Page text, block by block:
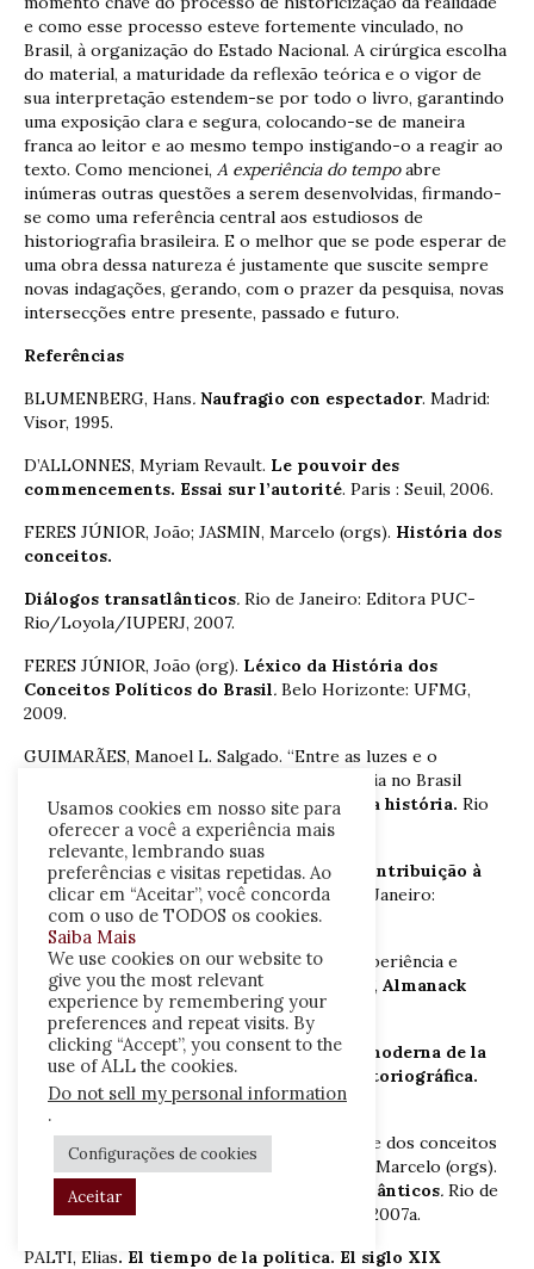
e como esse processo esteve fortemente vinculado, no
Brasil, à organização do Estado Nacional. A cirúrgica escolha
do material, a maturidade da reflexão teórica e o vigor de
sua interpretação estendem-se por todo o livro, garantindo
uma exposição clara e segura, colocando-se de maneira
franca ao leitor e ao mesmo tempo instigando-o a reagir ao
texto. Como mencionei, A experiência do tempoabre
inúmeras outras questões a serem desenvolvidas, firmando-
se como uma referência central aos estudiosos de
historiografia brasileira. E o melhor que se pode esperar de
uma obra dessa natureza é justamente que suscite sempre
novas indagações, gerando, com o prazer da pesquisa, novas
intersecções entre presente, passado e futuro.
Referências
BLUMENBERG, Hans. Naufragio con espectador. Madrid:
Visor, 1995.
D’ALLONNES, Myriam Revault. Le pouvoir des
commencements. Essai sur l’autorité. Paris : Seuil, 2006.
FERES JÚNIOR, João; JASMIN, Marcelo (orgs). História dos
conceitos.
Diálogos transatlânticos. Rio de Janeiro: Editora PUC-
Rio/Loyola/IUPERJ, 2007.
FERES JÚNIOR, João (org). Léxico da História dos
Conceitos Políticos do Brasil. Belo Horizonte: UFMG,
2009.
GUIMARÃES, Manoel L. Salgado. “Entre as luzes e o
romantismo: as tensões da escrita da história no Brasil
oitocentista”, in:Estudos sobre a escrita da história. Rio
de Janeiro: 7 Letras, 2005.
KOSELLECK, Reinhart.Futuro Passado. Contribuição à
semântica dos tempos históricos.Rio de Janeiro:
Contraponto/Editora PUC-Rio, 2006a.
PADILLA, Guillermo Zermeño. “História, experiência e
Modernidade na América Ibérica, 1750-1850”, Almanack
Braziliense,n. 7, maio de 2008.
PADILLA, Guillermo Zermeño.La cultura moderna de la
historia. Una aproximación teórica e historiográfica.
México: El Colegio del México, 2002.
PALTI, Elias. “Temporalidade e refutabilidade dos conceitos
políticos”, in: FERES JÚNIOR, João; JASMIN, Marcelo (orgs).
História dos conceitos. Diálogos transatlânticos. Rio de
Janeiro: Editora PUC-Rio/Loyola/IUPERJ, 2007a.
PALTI, Elias. El tiempo de la política. El siglo XIX
Usamos cookies em nosso site para
oferecer a você a experiência mais
relevante, lembrando suas
preferências e visitas repetidas. Ao
clicar em “Aceitar”, você concorda
com o uso de TODOS os cookies.
Saiba Mais
We use cookies on our website to
give you the most relevant
experience by remembering your
preferences and repeat visits. By
clicking “Accept”, you consent to the
use of ALL the cookies.
Do not sell my personal information
.
Configurações de cookies
Aceitar